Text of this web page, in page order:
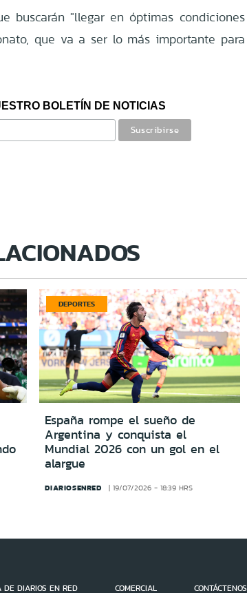
buscarán "llegar en óptimas condiciones
que va a ser lo más importante para
BOLETÍN DE NOTICIAS
DEPORTES
España rompe el sueño de
Argentina y conquista el
Mundial 2026 con un gol en el
alargue
DIARIOSENRED 19/07/2026 - 18:39 HRS
DE DIARIOS EN RED COMERCIAL CONTÁCTENOS